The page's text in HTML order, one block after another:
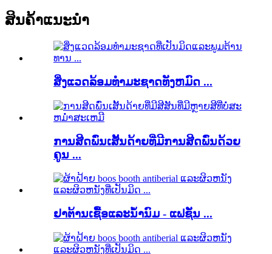
ສິນຄ້າແນະນໍາ
ສິ່ງແວດລ້ອມທໍາມະຊາດທັງຫມົດ ...
ການສີດພົ່ນເສັ້ນດ້າຍທີ່ມີການສີດພົ່ນດ້ວຍ
ຄູນ ...
ຢາຕ້ານເຊື້ອແລະນ້ໍານົມ - ແຟຊັ່ນ ...